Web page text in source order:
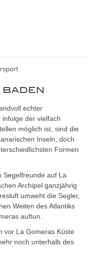
BADEN
echter
der vielfach
möglich ist, sind die
Inseln, doch
Formen
Segelfreunde auf La
Archipel ganzjährig
umweht die Segler,
Weiten des Atlantiks
auftun.
vor La Gomeras Küste
noch unterhalb des